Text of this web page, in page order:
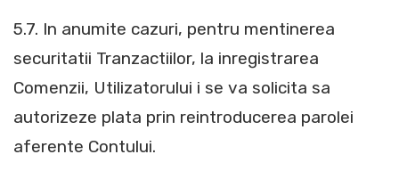
5.7. In anumite cazuri, pentru mentinerea
securitatii Tranzactiilor, la inregistrarea
Comenzii, Utilizatorului i se va solicita sa
autorizeze plata prin reintroducerea parolei
aferente Contului.